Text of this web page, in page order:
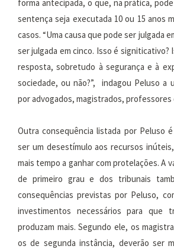
forma antecipada, o que, na prática,
sentença seja executada 10 ou 15 anos
casos. “Uma causa que pode ser julgada
ser julgada em cinco. Isso é signiticativo?
resposta, sobretudo à segurança e à
sociedade, ou não?”, indagou Peluso a
por advogados, magistrados, professores
Outra consequência listada por Peluso
ser um desestímulo aos recursos
mais tempo a ganhar com protelações. A
de primeiro grau e dos tribunais
consequências previstas por Peluso,
investimentos necessários para que
produzam mais. Segundo ele, os
os de segunda instância, deverão ser